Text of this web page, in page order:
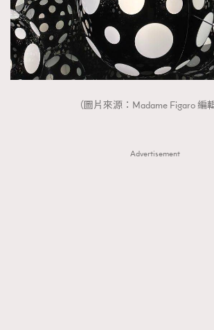
（圖片來源：Madame Figaro 編
Advertisement